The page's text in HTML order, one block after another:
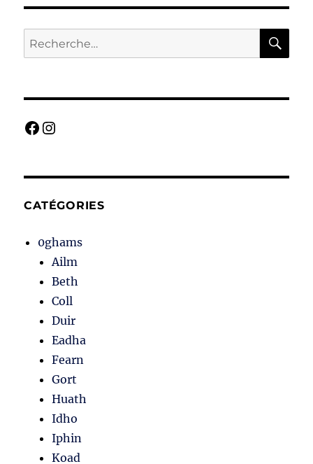
Recherche
pour :
Facebook
Instagram
CATÉGORIES
0ghams
Ailm
Beth
Coll
Duir
Eadha
Fearn
Gort
Huath
Idho
Iphin
Koad